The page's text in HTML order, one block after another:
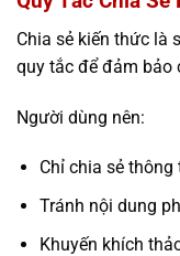
Chia sẻ kiến thức là
quy tắc để đảm bảo
Người dùng nên:
Chỉ chia sẻ
Tránh nội dung
Khuyến khích